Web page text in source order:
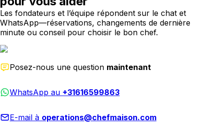
Les fondateurs et l’équipe répondent sur le chat et
WhatsApp—réservations, changements de dernière
minute ou conseil pour choisir le bon chef.
Posez-nous une question maintenant
WhatsApp au +31616599863
E-mail à operations@chefmaison.com